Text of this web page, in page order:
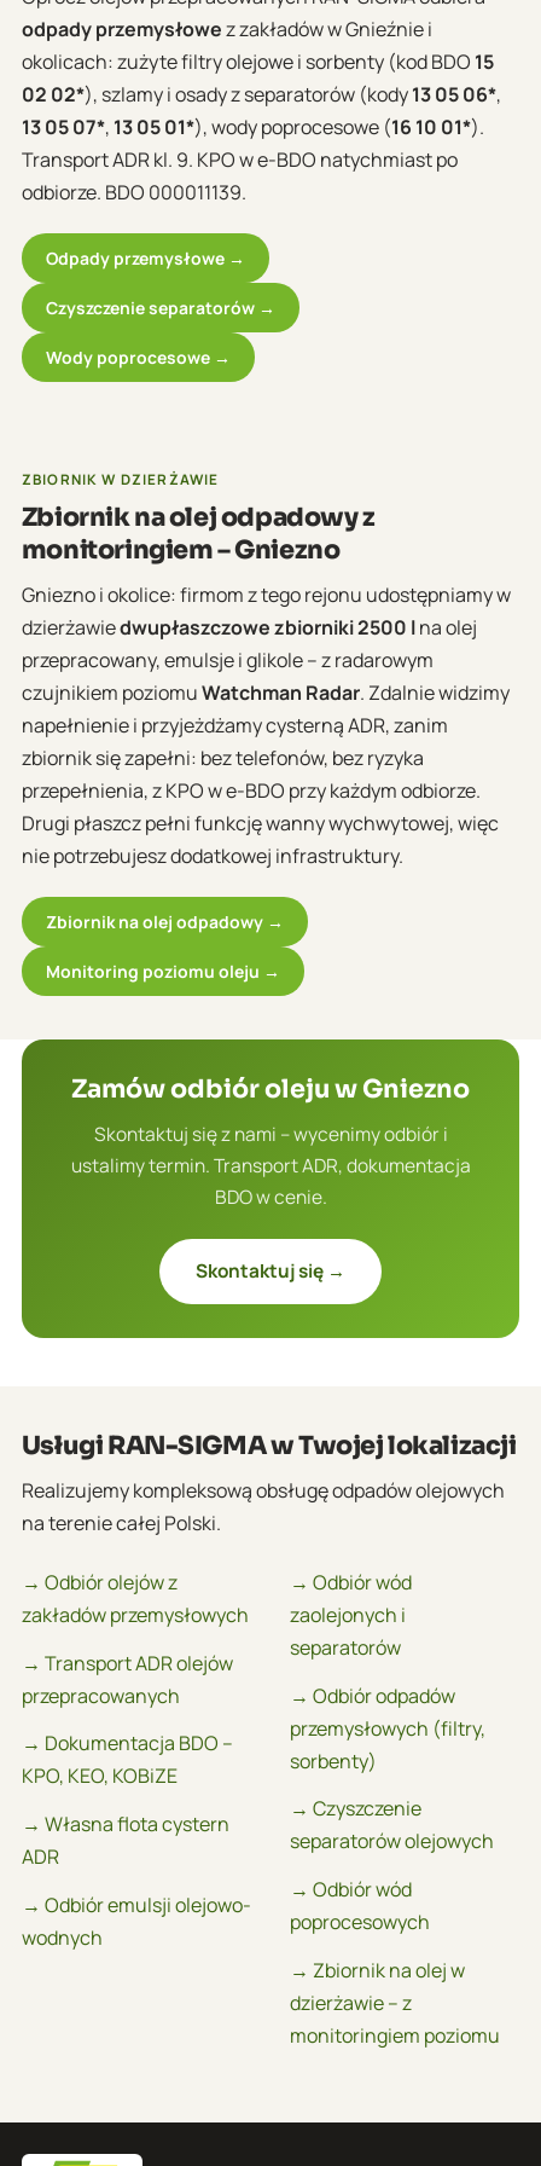
odpady przemysłowez zakładów w Gnieźnie i
okolicach: zużyte filtry olejowe i sorbenty (kod BDO 15
02 02*), szlamy i osady z separatorów (kody13 05 06*,
13 05 07*, 13 05 01*), wody poprocesowe (16 10 01*).
Transport ADR kl. 9. KPO w e-BDO natychmiast po
odbiorze. BDO 000011139.
Odpady przemysłowe →
Czyszczenie separatorów →
Wody poprocesowe →
ZBIORNIK W DZIERŻAWIE
Zbiornik na olej odpadowy z
monitoringiem – Gniezno
Gniezno i okolice: firmom z tego rejonu udostępniamy w
dzierżawiedwupłaszczowe zbiorniki 2500 lna olej
przepracowany, emulsje i glikole – z radarowym
czujnikiem poziomuWatchman Radar. Zdalnie widzimy
napełnienie i przyjeżdżamy cysterną ADR, zanim
zbiornik się zapełni: bez telefonów, bez ryzyka
przepełnienia, z KPO w e-BDO przy każdym odbiorze.
Drugi płaszcz pełni funkcję wanny wychwytowej, więc
nie potrzebujesz dodatkowej infrastruktury.
Zbiornik na olej odpadowy →
Monitoring poziomu oleju →
Zamów odbiór oleju w Gniezno
Skontaktuj się z nami – wycenimy odbiór i
ustalimy termin. Transport ADR, dokumentacja
BDO w cenie.
Skontaktuj się →
Usługi RAN-SIGMA w Twojej lokalizacji
Realizujemy kompleksową obsługę odpadów olejowych
na terenie całej Polski.
→ Odbiór olejów z
zakładów przemysłowych
→ Transport ADR olejów
przepracowanych
→ Dokumentacja BDO –
KPO, KEO, KOBiZE
→ Własna flota cystern
ADR
→ Odbiór emulsji olejowo-
wodnych
→ Odbiór wód
zaolejonych i
separatorów
→ Odbiór odpadów
przemysłowych (filtry,
sorbenty)
→ Czyszczenie
separatorów olejowych
→ Odbiór wód
poprocesowych
→ Zbiornik na olej w
dzierżawie – z
monitoringiem poziomu